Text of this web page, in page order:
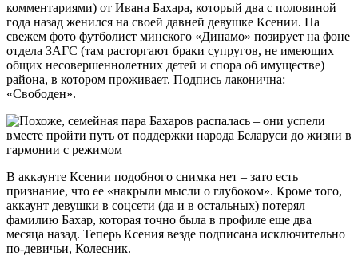
комментариями) от Ивана Бахара, который два с половиной
года назад женился на своей давней девушке Ксении. На
свежем фото футболист минского «Динамо» позирует на фоне
отдела ЗАГС (там расторгают браки супругов, не имеющих
общих несовершеннолетних детей и спора об имуществе)
района, в котором проживает. Подпись лаконична:
«Свободен».
В аккаунте Ксении подобного снимка нет – зато есть
признание, что ее «накрыли мысли о глубоком». Кроме того,
аккаунт девушки в соцсети (да и в остальных) потерял
фамилию Бахар, которая точно была в профиле еще два
месяца назад. Теперь Ксения везде подписана исключительно
по-девичьи, Колесник.